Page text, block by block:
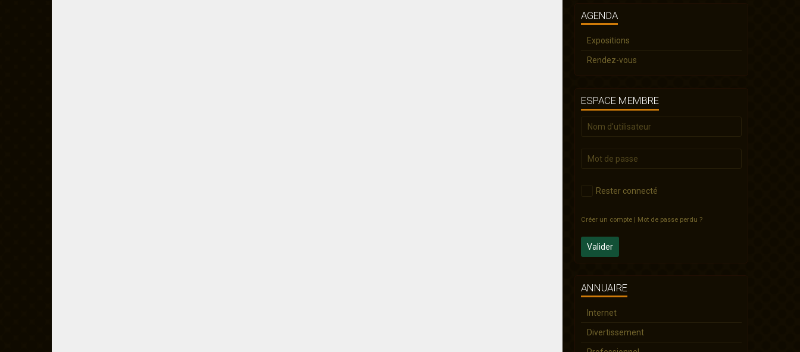
AGENDA
Expositions
Rendez-vous
ESPACE MEMBRE
Rester connecté
Créer un compte| Mot de passe perdu ?
Valider
ANNUAIRE
Internet
Divertissement